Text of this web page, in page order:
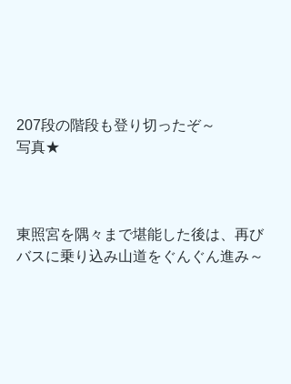
207段の階段も登り切ったぞ～
写真★
東照宮を隅々まで堪能した後は、再び
バスに乗り込み山道をぐんぐん進み～